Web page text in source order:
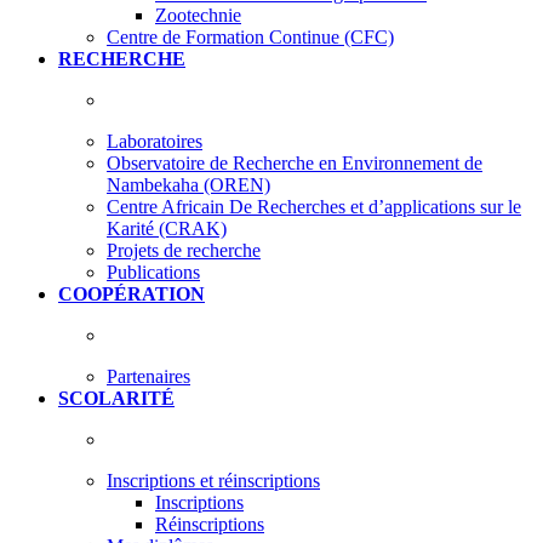
Zootechnie
Centre de Formation Continue (CFC)
RECHERCHE
Laboratoires
Observatoire de Recherche en Environnement de
Nambekaha (OREN)
Centre Africain De Recherches et d’applications sur le
Karité (CRAK)
Projets de recherche
Publications
COOPÉRATION
Partenaires
SCOLARITÉ
Inscriptions et réinscriptions
Inscriptions
Réinscriptions